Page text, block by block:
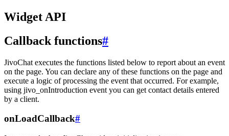
Widget API
Callback functions#
JivoChat executes the functions listed below to report about an event
on the page. You can declare any of these functions on the page and
execute a logic of processing the event that occurred. For example,
using jivo_onIntroduction event you can get contact details entered
by a client.
onLoadCallback#